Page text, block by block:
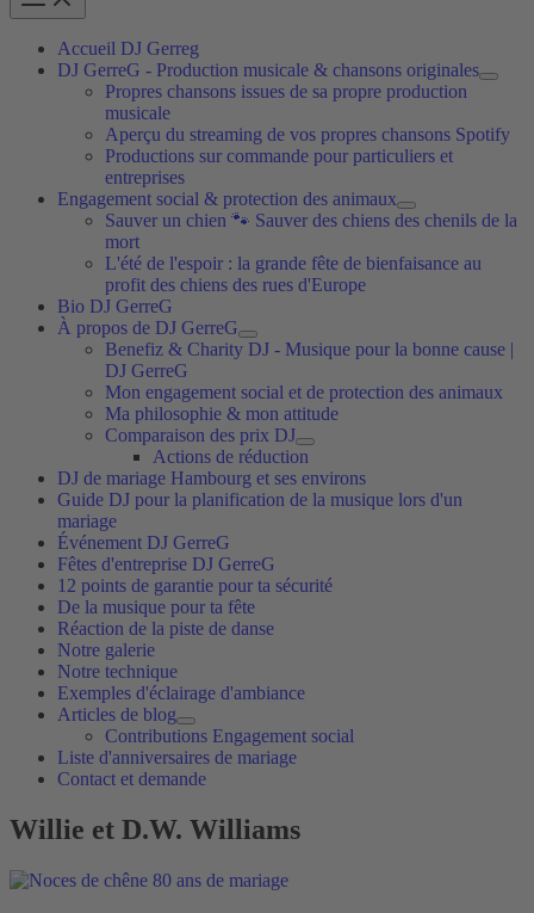
Accueil DJ Gerreg
DJ GerreG - Production musicale & chansons originales
Propres chansons issues de sa propre production
musicale
Aperçu du streaming de vos propres chansons Spotify
Productions sur commande pour particuliers et
entreprises
Engagement social & protection des animaux
Sauver un chien 🐾 Sauver des chiens des chenils de la
mort
L'été de l'espoir : la grande fête de bienfaisance au
profit des chiens des rues d'Europe
Bio DJ GerreG
À propos de DJ GerreG
Benefiz & Charity DJ - Musique pour la bonne cause |
DJ GerreG
Mon engagement social et de protection des animaux
Ma philosophie & mon attitude
Comparaison des prix DJ
Actions de réduction
DJ de mariage Hambourg et ses environs
Guide DJ pour la planification de la musique lors d'un
mariage
Événement DJ GerreG
Fêtes d'entreprise DJ GerreG
12 points de garantie pour ta sécurité
De la musique pour ta fête
Réaction de la piste de danse
Notre galerie
Notre technique
Exemples d'éclairage d'ambiance
Articles de blog
Contributions Engagement social
Liste d'anniversaires de mariage
Contact et demande
Willie et D.W. Williams